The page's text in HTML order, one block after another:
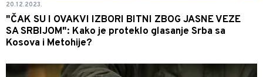
20.12.2023.
"ČAK SU I OVAKVI IZBORI BITNI ZBOG JASNE VEZE
SA SRBIJOM": Kako je proteklo glasanje Srba sa
Kosova i Metohije?